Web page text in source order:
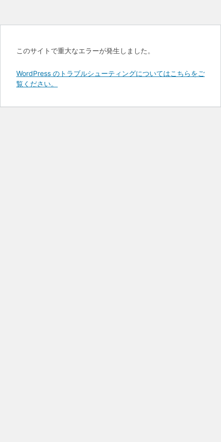
このサイトで重大なエラーが発生しました。
WordPress のトラブルシューティングについてはこちらをご
覧ください。